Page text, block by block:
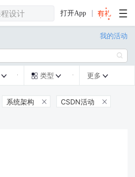
打开App
我的活动

  类型  更多 
系统架构  CSDN活动 